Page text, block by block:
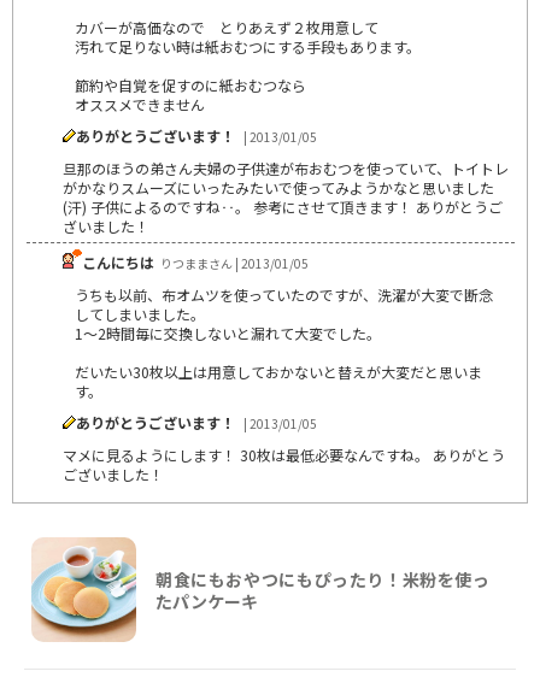
カバーが高価なので とりあえず２枚用意して
汚れて足りない時は紙おむつにする手段もあります。
節約や自覚を促すのに紙おむつなら
オススメできません
ありがとうございます！
| 2013/01/05
旦那のほうの弟さん夫婦の子供達が布おむつを使っていて、トイトレ
がかなりスムーズにいったみたいで使ってみようかなと思いました
(汗) 子供によるのですね‥。 参考にさせて頂きます！ ありがとうご
ざいました！
こんにちは りつままさん | 2013/01/05
うちも以前、布オムツを使っていたのですが、洗濯が大変で断念
してしまいました。
1～2時間毎に交換しないと漏れて大変でした。
だいたい30枚以上は用意しておかないと替えが大変だと思いま
す。
ありがとうございます！
| 2013/01/05
マメに見るようにします！ 30枚は最低必要なんですね。 ありがとう
ございました！
朝食にもおやつにもぴったり！米粉を使っ
たパンケーキ